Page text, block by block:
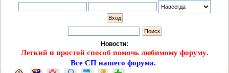
Новости:
Легкий и простой способ помочь любимому форуму.
Все СП нашего форума.